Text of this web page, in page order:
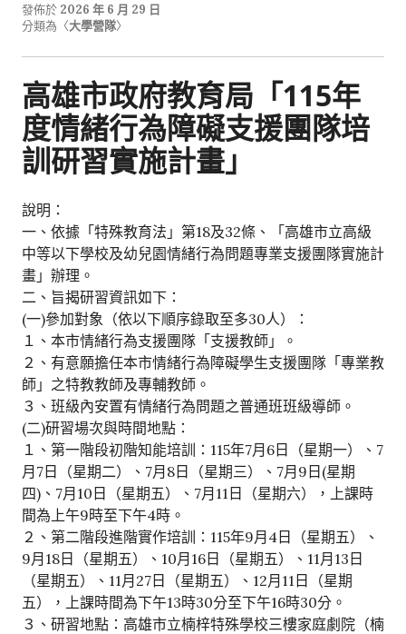
發佈於 2026 年 6 月 29 日
分類為〈大學營隊〉
高雄市政府教育局「115年
度情緒行為障礙支援團隊培
訓研習實施計畫」
說明：
一、依據「特殊教育法」第18及32條、「高雄市立高級
中等以下學校及幼兒園情緒行為問題專業支援團隊實施計
畫」辦理。
二、旨揭研習資訊如下：
(一)參加對象（依以下順序錄取至多30人）：
１、本市情緒行為支援團隊「支援教師」。
２、有意願擔任本市情緒行為障礙學生支援團隊「專業教
師」之特教教師及專輔教師。
３、班級內安置有情緒行為問題之普通班班級導師。
(二)研習場次與時間地點：
１、第一階段初階知能培訓：115年7月6日（星期一）、7
月7日（星期二）、7月8日（星期三）、7月9日(星期
四)、7月10日（星期五）、7月11日（星期六），上課時
間為上午9時至下午4時。
２、第二階段進階實作培訓：115年9月4日（星期五）、
9月18日（星期五）、10月16日（星期五）、11月13日
（星期五）、11月27日（星期五）、12月11日（星期
五），上課時間為下午13時30分至下午16時30分。
３、研習地點：高雄市立楠梓特殊學校三樓家庭劇院（楠